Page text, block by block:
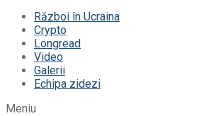
Război în Ucraina
Crypto
Longread
Video
Galerii
Echipa zidezi
Meniu